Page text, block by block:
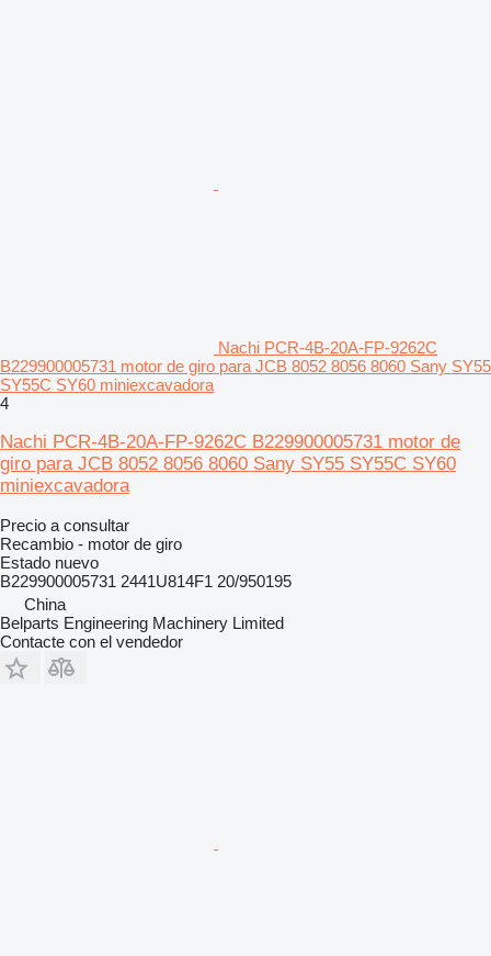
Nachi PCR-4B-20A-FP-9262C
B229900005731 motor de giro para JCB 8052 8056 8060 Sany SY55
SY55C SY60 miniexcavadora
4
Nachi PCR-4B-20A-FP-9262C B229900005731 motor de
giro para JCB 8052 8056 8060 Sany SY55 SY55C SY60
miniexcavadora
Precio a consultar
Recambio - motor de giro
Estado nuevo
B229900005731 2441U814F1 20/950195
China
Belparts Engineering Machinery Limited
Contacte con el vendedor